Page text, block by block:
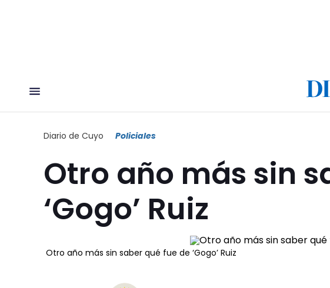
Diario de Cuyo Policiales
Otro año más sin
‘Gogo’ Ruiz
Otro año más sin saber qué fue de ‘Gogo’ Ruiz